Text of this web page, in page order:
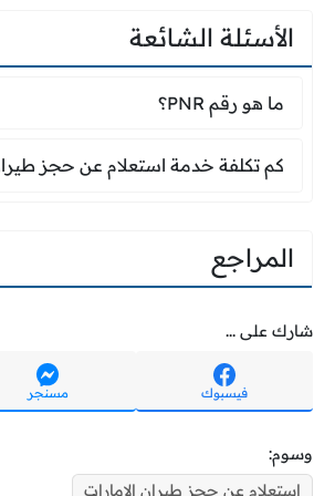
الأسئلة الشائعة
ما هو رقم PNR؟
ما هو رقم PNR؟
كم تكلفة خدمة استعلام عن حجز
كم تكلفة خدمة استعلام عن حجز
المراجع
شارك على ...
فيسبوك مسنجر
وسوم:
استعلام عن حجز طيران الإمارات